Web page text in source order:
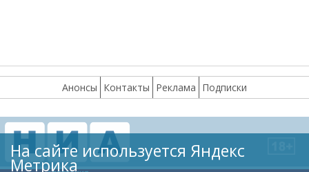
Анонсы Контакты Реклама Подписки
На сайте используется Яндекс
Метрика